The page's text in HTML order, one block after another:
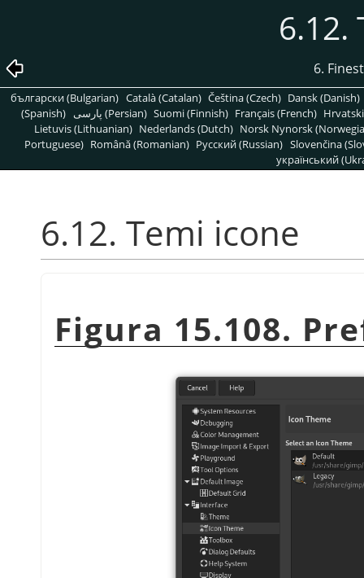
6.12.
6.
български (Bulgarian) Català (Catalan) Čeština (Czech) Dansk (Danish)
(Spanish)
پارسی (Persian) Suomi (Finnish) Français (French)
Lietuvis (Lithuanian) Nederlands (Dutch) Norsk Nynorsk
Portuguese) Română (Romanian) Pусский (Russian) Slovenčina
український
6.12. Temi icone
Figura 15.108.